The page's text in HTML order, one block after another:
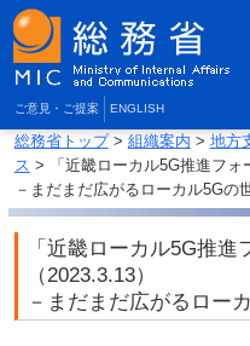
ご意見・ご提案 ENGLISH
総務省トップ> 組織案内 > 地方
ス > 「近畿ローカル5G推進フォ
－まだまだ広がるローカル5Gの
「近畿ローカル5G推
（2023.3.13）
－まだまだ広がるロー